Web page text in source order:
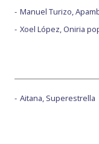
Manuel Turizo,
Xoel López, Oniria
Aitana, Superestrella